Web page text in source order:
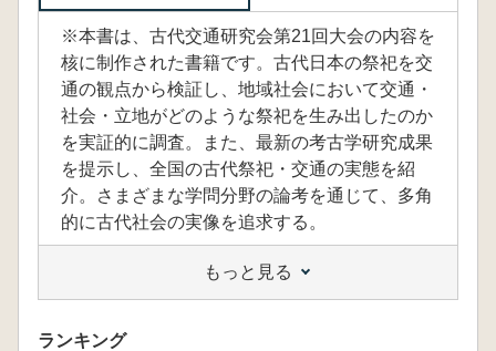
※本書は、古代交通研究会第21回大会の内容を
核に制作された書籍です。古代日本の祭祀を交
通の観点から検証し、地域社会において交通・
社会・立地がどのような祭祀を生み出したのか
を実証的に調査。また、最新の考古学研究成果
を提示し、全国の古代祭祀・交通の実態を紹
介。さまざまな学問分野の論考を通じて、多角
的に古代社会の実像を追求する。
もっと見る
ランキング